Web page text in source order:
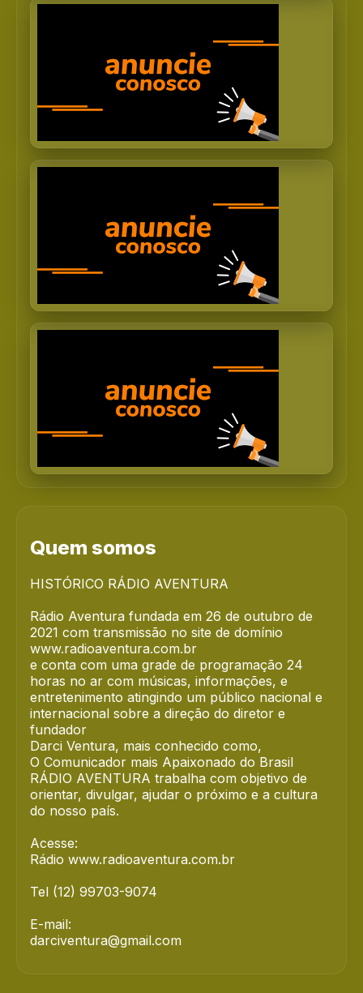
Quem somos
HISTÓRICO RÁDIO AVENTURA
Rádio Aventura fundada em 26 de outubro de
2021 com transmissão no site de domínio
www.radioaventura.com.br
e conta com uma grade de programação 24
horas no ar com músicas, informações, e
entretenimento atingindo um público nacional e
internacional sobre a direção do diretor e
fundador
Darci Ventura, mais conhecido como,
O Comunicador mais Apaixonado do Brasil
RÁDIO AVENTURA trabalha com objetivo de
orientar, divulgar, ajudar o próximo e a cultura
do nosso país.
Acesse:
Rádio www.radioaventura.com.br
Tel (12) 99703-9074
E-mail:
darciventura@gmail.com